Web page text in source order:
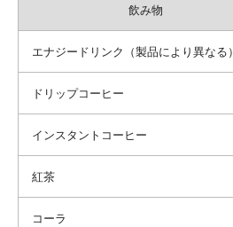
飲み物
エナジードリンク（製品により異なる）
ドリップコーヒー
インスタントコーヒー
紅茶
コーラ